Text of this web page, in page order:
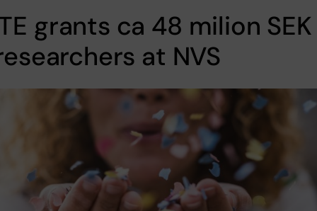
grants ca 48 milion
at NVS